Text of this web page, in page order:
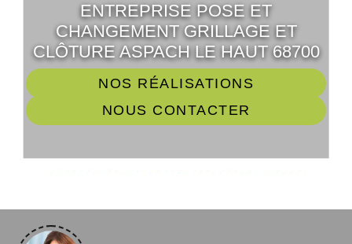
ENTREPRISE POSE ET
CHANGEMENT GRILLAGE ET
CLÔTURE ASPACH LE HAUT 68700
NOS RÉALISATIONS
NOUS CONTACTER